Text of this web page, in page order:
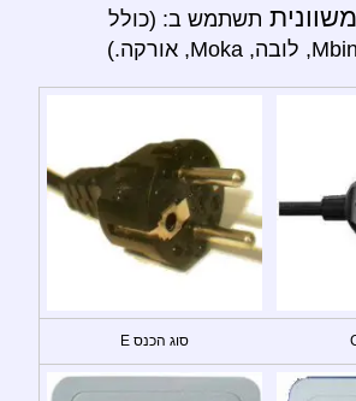
תשתמש ב: (כולל
סוג הכנס E